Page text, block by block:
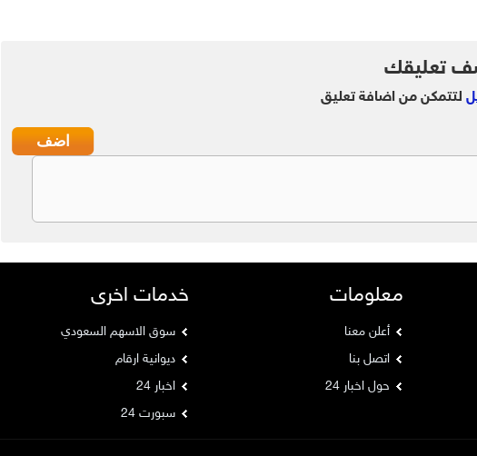
تعليقك
لتتمكن من اضافة تعليق
معلومات
أعلن معنا
اتصل بنا
حول اخبار 24
خدمات اخرى
سوق الاسهم السعودي
ديوانية ارقام
اخبار 24
سبورت 24